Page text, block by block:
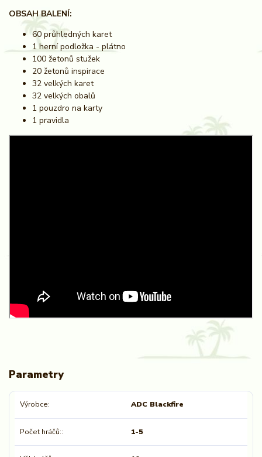
OBSAH BALENÍ:
60 průhledných karet
1 herní podložka - plátno
100 žetonů stužek
20 žetonů inspirace
32 velkých karet
32 velkých obalů
1 pouzdro na karty
1 pravidla
Parametry
Výrobce ADC Blackfire
Počet hráčů: 1-5